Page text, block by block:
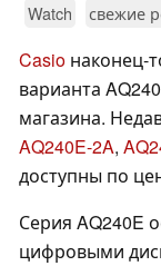
Watch свежие
Casio наконец-
варианта
магазина.
AQ240E-2A,
доступны по
Серия AQ240E
цифровыми